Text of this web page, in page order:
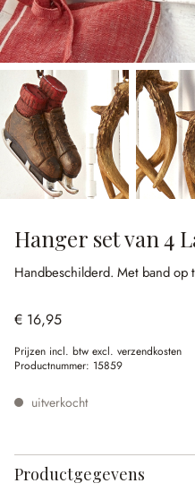
Hanger set van 4
Handbeschilderd. Met band op
€ 16,95
Prijzen incl. btw excl. verzendkosten
Productnummer: 15859
uitverkocht
Productgegevens